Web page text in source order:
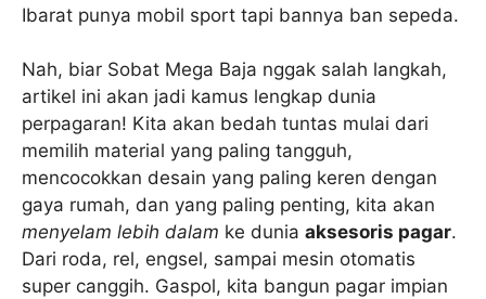
Ibarat punya mobil sport tapi bannya ban sepeda.
Nah, biar Sobat Mega Baja nggak salah langkah,
artikel ini akan jadi kamus lengkap dunia
perpagaran! Kita akan bedah tuntas mulai dari
memilih material yang paling tangguh,
mencocokkan desain yang paling keren dengan
gaya rumah, dan yang paling penting, kita akan
menyelam lebih dalam ke dunia aksesoris pagar.
Dari roda, rel, engsel, sampai mesin otomatis
super canggih. Gaspol, kita bangun pagar impian